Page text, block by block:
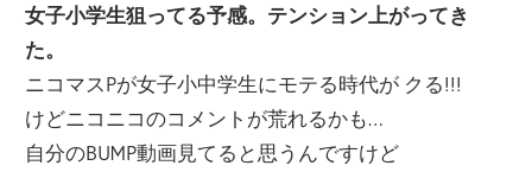
女子小学生狙ってる予感。テンション上がってき
た。
ニコマスPが女子小中学生にモテる時代が クる!!!
けどニコニコのコメントが荒れるかも…
自分のBUMP動画見てると思うんですけど